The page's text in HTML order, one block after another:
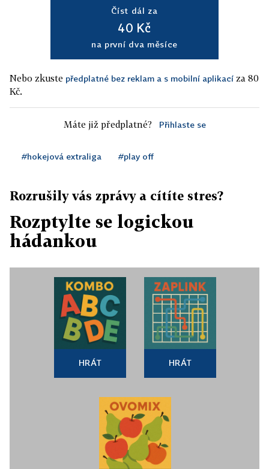
Číst dál za
40 Kč
na první dva měsíce
Nebo zkuste předplatné bez reklam a s mobilní aplikací za 80
Kč.
Máte již předplatné? Přihlaste se
#hokejová extraliga #play off
Rozrušily vás zprávy a cítíte stres?
Rozptylte se logickou
hádankou
HRÁT HRÁT